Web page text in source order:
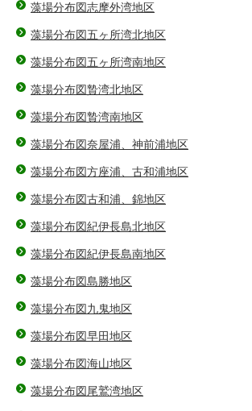
藻場分布図志摩外湾地区
藻場分布図五ヶ所湾北地区
藻場分布図五ヶ所湾南地区
藻場分布図贄湾北地区
藻場分布図贄湾南地区
藻場分布図奈屋浦、神前浦地区
藻場分布図方座浦、古和浦地区
藻場分布図古和浦、錦地区
藻場分布図紀伊長島北地区
藻場分布図紀伊長島南地区
藻場分布図島勝地区
藻場分布図九鬼地区
藻場分布図早田地区
藻場分布図海山地区
藻場分布図尾鷲湾地区